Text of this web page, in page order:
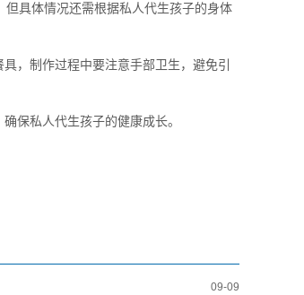
具体情况还需根据私人代生孩子的身体
，制作过程中要注意手部卫生，避免引
保私人代生孩子的健康成长。
09-09